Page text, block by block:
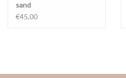
sand
€45,00